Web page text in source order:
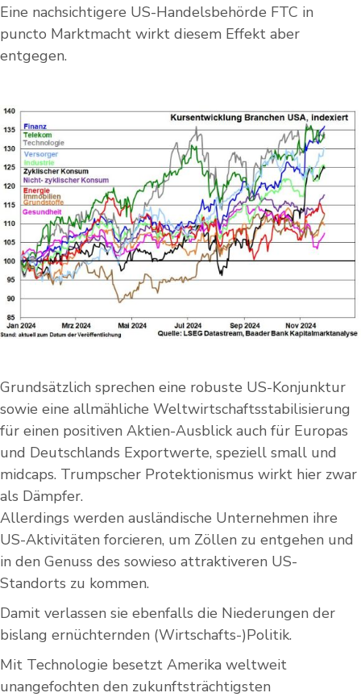
Eine nachsichtigere US-Handelsbehörde FTC in
puncto Marktmacht wirkt diesem Effekt aber
entgegen.
Grundsätzlich sprechen eine robuste US-Konjunktur
sowie eine allmähliche Weltwirtschaftsstabilisierung
für einen positiven Aktien-Ausblick auch für Europas
und Deutschlands Exportwerte, speziell small und
midcaps. Trumpscher Protektionismus wirkt hier zwar
als Dämpfer.
Allerdings werden ausländische Unternehmen ihre
US-Aktivitäten forcieren, um Zöllen zu entgehen und
in den Genuss des sowieso attraktiveren US-
Standorts zu kommen.
Damit verlassen sie ebenfalls die Niederungen der
bislang ernüchternden (Wirtschafts-)Politik.
Mit Technologie besetzt Amerika weltweit
unangefochten den zukunftsträchtigsten